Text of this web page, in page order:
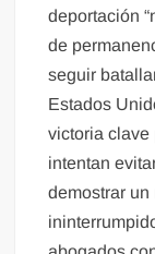
deportación
de
seguir
Estados
victoria clave
intentan
demostrar